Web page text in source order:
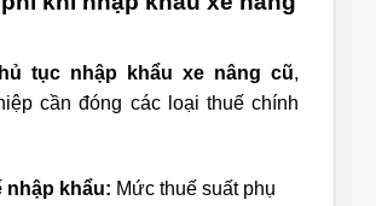
tục nhập khẩu xe nâng cũ,
cần đóng các loại thuế chính
nhập khẩu: Mức thuế suất phụ